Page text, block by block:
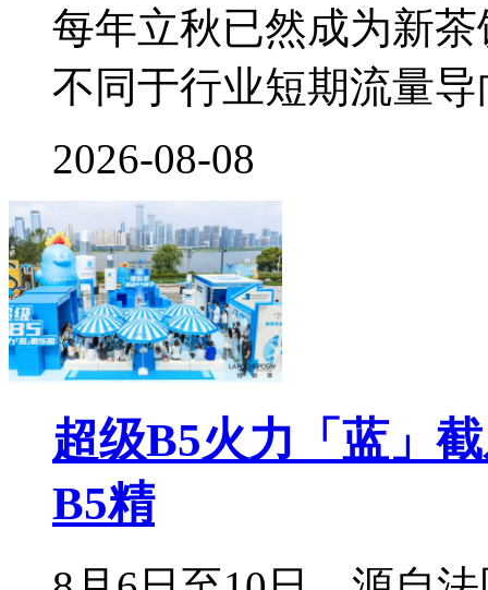
每年立秋已然成为新
不同于行业短期流量
2026-08-08
超级B5火力「蓝」
B5精